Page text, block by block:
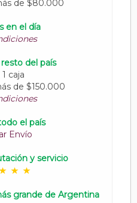
de $80.000
en el día
del país
caja
de $150.000
el país
Envío
y servicio
grande de Argentina